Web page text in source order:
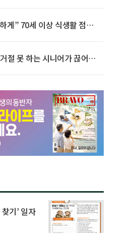
게” 70세 이상 식생활 점수
못 하는 시니어가 끊어야
기’ 일자